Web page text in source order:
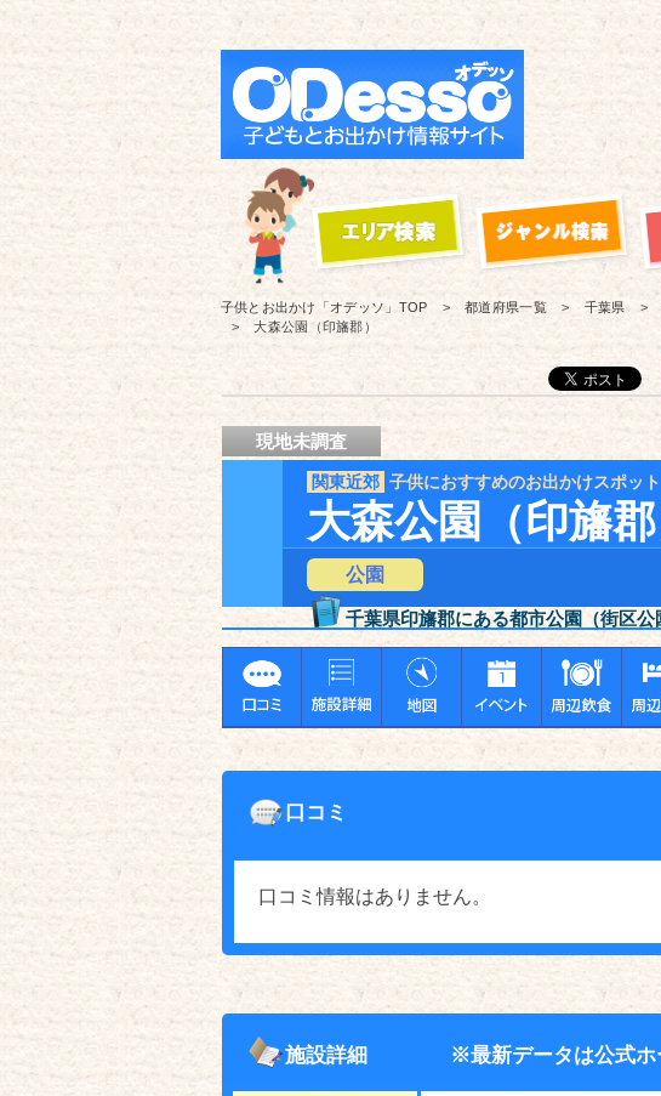
子供とお出かけ「オデッソ」 TOP 都道府県一覧 千葉県
大森公園（印旛郡）
現地未調査
関東近郊 子供におすすめのお出かけスポット
大森公園（印旛郡
公園
千葉県印旛郡にある都市公園（街区公
口コミ
口コミ情報はありません。
施設詳細 ※最新データは公式ホ